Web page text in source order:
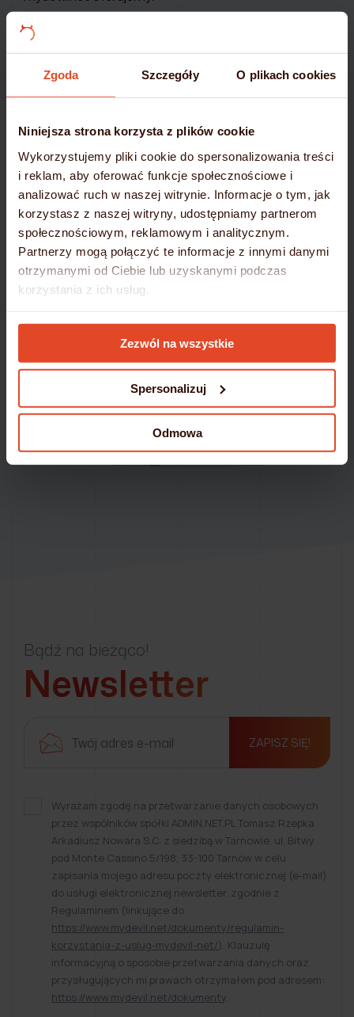
Zgoda Szczegóły O plikach cookies
Niniejsza strona korzysta z plików cookie
Wykorzystujemy pliki cookie do spersonalizowania treści
i reklam, aby oferować funkcje społecznościowe i
analizować ruch w naszej witrynie. Informacje o tym, jak
korzystasz z naszej witryny, udostępniamy partnerom
społecznościowym, reklamowym i analitycznym.
Partnerzy mogą połączyć te informacje z innymi danymi
otrzymanymi od Ciebie lub uzyskanymi podczas
korzystania z ich usług.
Szczegółowe informacje umieściliśmy wPolityce
Zezwól na wszystkie
Spersonalizuj
Odmowa
Gwarancję bezpieczeństwa i ciągłości działania
Przenieś się na nowoczesną i niezawodną platformę
DOWIEDZ SIĘ WIĘCEJ
Bądź na bieżąco!
Newsletter
ZAPISZ SIĘ!
Wyrażam zgodę na przetwarzanie danych osobowych
przez wspólników spółki ADMIN.NET.PL Tomasz Rzepka
Arkadiusz Nowara S.C. z siedzibą w Tarnowie, ul. Bitwy
pod Monte Cassino 5/198, 33-100 Tarnów w celu
zapisania mojego adresu poczty elektronicznej (e-mail)
do usługi elektronicznej newsletter, zgodnie z
Regulaminem (linkujące do
https://www.mydevil.net/dokumenty/regulamin-
korzystania-z-uslug-mydevil-net/). Klauzulę
informacyjną o sposobie przetwarzania danych oraz
przysługujących mi prawach otrzymałem pod adresem:
https://www.mydevil.net/dokumenty.